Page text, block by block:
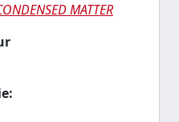
MATTER